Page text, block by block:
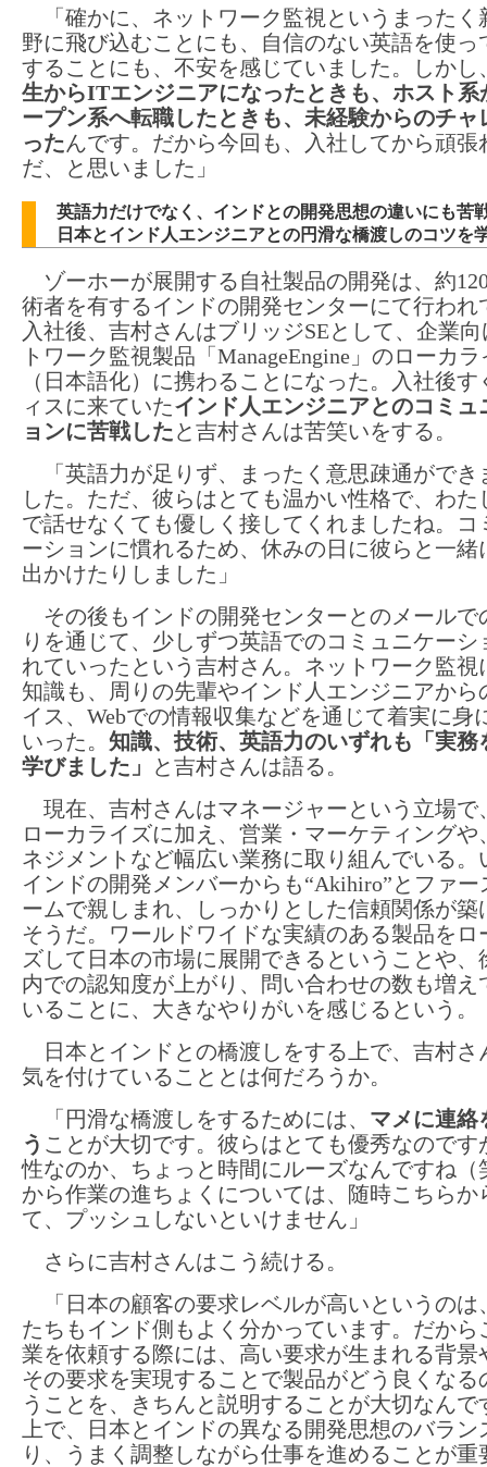
「確かに、ネットワーク監視というまったく
野に飛び込むことにも、自信のない英語を使っ
することにも、不安を感じていました。しかし
生からITエンジニアになったときも、ホスト系
ープン系へ転職したときも、未経験からのチャ
ったんです。だから今回も、入社してから頑張
だ、と思いました」
英語力だけでなく、インドとの開発思想の違いにも苦
日本とインド人エンジニアとの円滑な橋渡しのコツを
ゾーホーが展開する自社製品の開発は、約
術者を有するインドの開発センターにて行われ
入社後、吉村さんはブリッジSEとして、企業
トワーク監視製品「ManageEngine」のローカ
（日本語化）に携わることになった。入社後す
ィスに来ていたインド人エンジニアとのコミュ
ョンに苦戦したと吉村さんは苦笑いをする。
「英語力が足りず、まったく意思疎通ができ
した。ただ、彼らはとても温かい性格で、わた
で話せなくても優しく接してくれましたね。コ
ーションに慣れるため、休みの日に彼らと一緒
出かけたりしました」
その後もインドの開発センターとのメールで
りを通じて、少しずつ英語でのコミュニケーシ
れていったという吉村さん。ネットワーク監視
知識も、周りの先輩やインド人エンジニアから
イス、Webでの情報収集などを通じて着実に身
いった。 知識、技術、英語力のいずれも「実務
学びました」
と吉村さんは語る。
現在、吉村さんはマネージャーという立場で
ローカライズに加え、営業・マーケティングや
ネジメントなど幅広い業務に取り組んでいる。
インドの開発メンバーからも“Akihiro”とファー
ームで親しまれ、しっかりとした信頼関係が築
そうだ。ワールドワイドな実績のある製品をロ
ズして日本の市場に展開できるということや、
内での認知度が上がり、問い合わせの数も増え
いることに、大きなやりがいを感じるという。
日本とインドとの橋渡しをする上で、吉村さ
気を付けていることとは何だろうか。
「円滑な橋渡しをするためには、 マメに連絡
う ことが大切です。彼らはとても優秀なのです
性なのか、ちょっと時間にルーズなんですね（
から作業の進ちょくについては、随時こちらか
て、プッシュしないといけません」
さらに吉村さんはこう続ける。
「日本の顧客の要求レベルが高いというのは
たちもインド側もよく分かっています。だから
業を依頼する際には、高い要求が生まれる背景
その要求を実現することで製品がどう良くなる
うことを、きちんと説明することが大切なんで
上で、日本とインドの異なる開発思想のバラン
り、うまく調整しながら仕事を進めることが重